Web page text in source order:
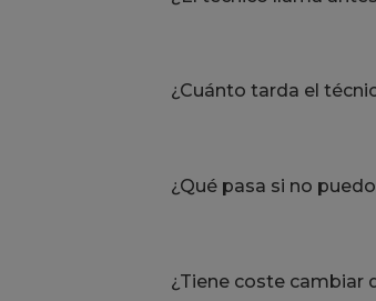
¿Cuánto tarda el
¿Qué pasa si no
¿Tiene coste cambiar